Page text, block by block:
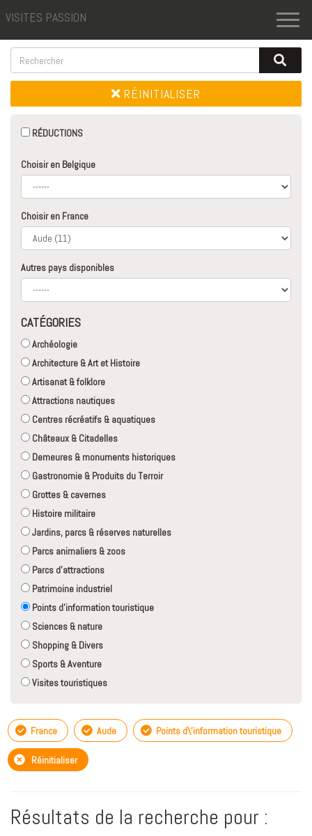
VISITES PASSION
RÉINITIALISER
RÉDUCTIONS
Choisir en Belgique
Choisir en France
Autres pays disponibles
CATÉGORIES
Archéologie
Architecture & Art et Histoire
Artisanat & folklore
Attractions nautiques
Centres récréatifs & aquatiques
Châteaux & Citadelles
Demeures & monuments historiques
Gastronomie & Produits du Terroir
Grottes & cavernes
Histoire militaire
Jardins, parcs & réserves naturelles
Parcs animaliers & zoos
Parcs d'attractions
Patrimoine industriel
Points d'information touristique
Sciences & nature
Shopping & Divers
Sports & Aventure
Visites touristiques
France Aude Points d\'information touristique
Réinitialiser
Résultats de la recherche pour :